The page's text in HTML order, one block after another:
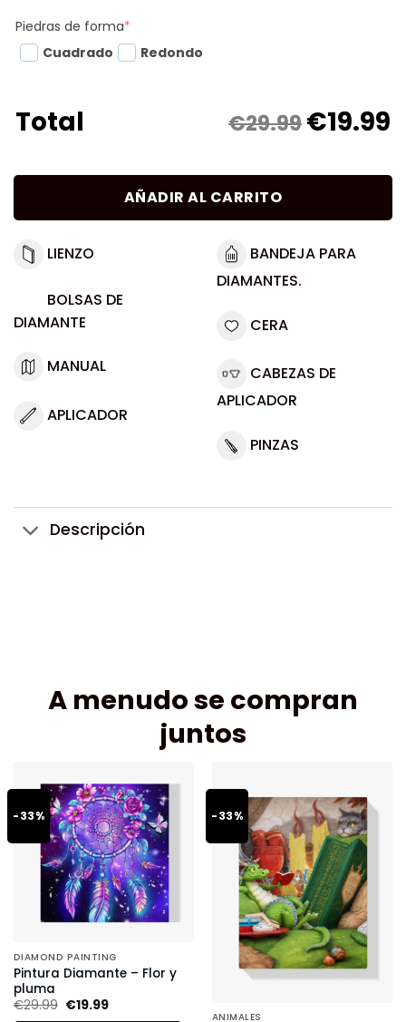
Piedras de forma*
Cuadrado
Redondo
Total €29.99€19.99
AÑADIR AL CARRITO
LIENZO
BOLSAS DE
DIAMANTE
MANUAL
APLICADOR
BANDEJA PARA
DIAMANTES.
CERA
CABEZAS DE
APLICADOR
PINZAS
Descripción
A menudo se compran
juntos
-33%
DIAMOND PAINTING
Pintura Diamante – Flor y
pluma
€29.99 €19.99
-33%
ANIMALES